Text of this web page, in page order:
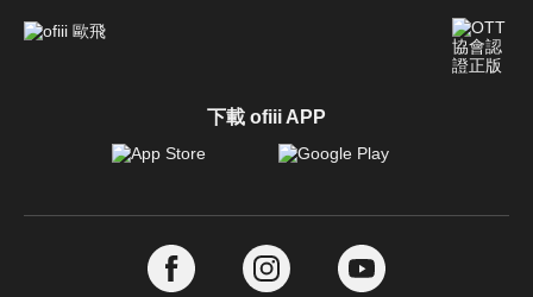
下載 ofiii APP